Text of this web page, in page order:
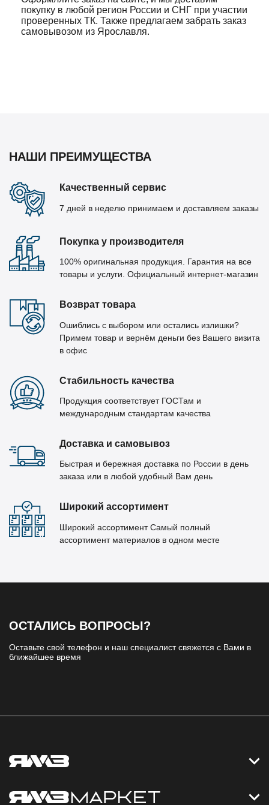
покупку в любой регион России и СНГ при участии
проверенных ТК. Также предлагаем забрать заказ
самовывозом из Ярославля.
НАШИ ПРЕИМУЩЕСТВА
Качественный сервис
7 дней в неделю принимаем и доставляем заказы
Покупка у производителя
100% оригинальная продукция. Гарантия на все
товары и услуги. Официальный интернет-магазин
Возврат товара
Ошиблись с выбором или остались излишки?
Примем товар и вернём деньги без Вашего визита
в офис
Стабильность качества
Продукция соответствует ГОСТам и
международным стандартам качества
Доставка и самовывоз
Быстрая и бережная доставка по России в день
заказа или в любой удобный Вам день
Широкий ассортимент
Широкий ассортимент Самый полный
ассортимент материалов в одном месте
ОСТАЛИСЬ ВОПРОСЫ?
Оставьте свой телефон и наш специалист свяжется с Вами в
ближайшее время
Контакты